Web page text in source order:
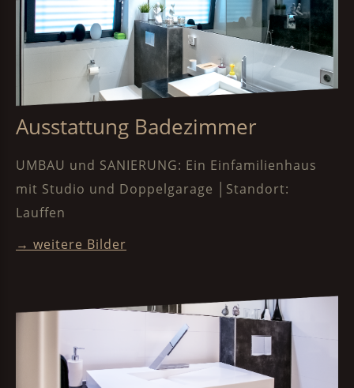
Ausstattung Badezimmer
UMBAU und SANIERUNG: Ein Einfamilienhaus
mit Studio und Doppelgarage │Standort:
Lauffen
→ weitere Bilder